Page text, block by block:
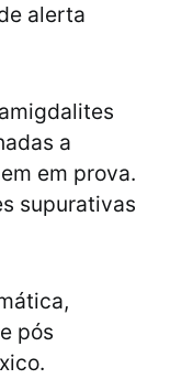
alerta
a
em prova.
supurativas
pós